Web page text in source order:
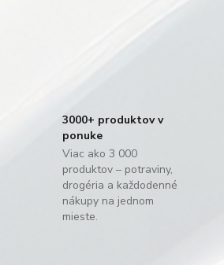
3000+ produktov v
ponuke
Viac ako 3 000
produktov – potraviny,
drogéria a každodenné
nákupy na jednom
mieste.